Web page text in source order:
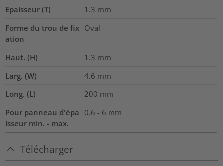
Epaisseur (T) 1.3 mm
Forme du trou de fix
ation
Oval
Haut. (H) 1.3 mm
Larg. (W)
4.6 mm
Long. (L)
200 mm
Pour panneau d'épa
isseur min. - max.
0.6 - 6 mm
Télécharger